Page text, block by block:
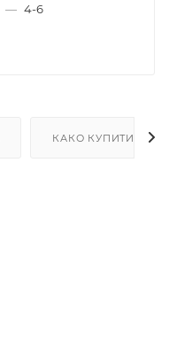
— 4-6
КАКО КУПИТИ